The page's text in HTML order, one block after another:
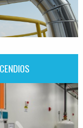
Información